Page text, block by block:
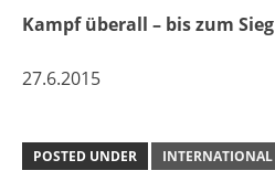
Kampf überall – bis zum Sieg
27.6.2015
POSTED UNDER INTERNATIONAL